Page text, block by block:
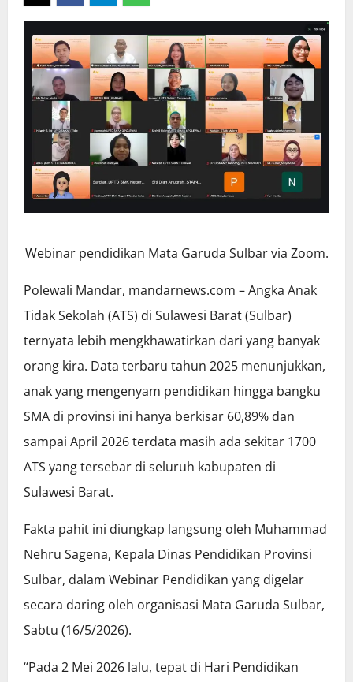
Webinar pendidikan Mata Garuda Sulbar via Zoom.
Polewali Mandar, mandarnews.com – Angka Anak
Tidak Sekolah (ATS) di Sulawesi Barat (Sulbar)
ternyata lebih mengkhawatirkan dari yang banyak
orang kira. Data terbaru tahun 2025 menunjukkan,
anak yang mengenyam pendidikan hingga bangku
SMA di provinsi ini hanya berkisar 60,89% dan
sampai April 2026 terdata masih ada sekitar 1700
ATS yang tersebar di seluruh kabupaten di
Sulawesi Barat.
Fakta pahit ini diungkap langsung oleh Muhammad
Nehru Sagena, Kepala Dinas Pendidikan Provinsi
Sulbar, dalam Webinar Pendidikan yang digelar
secara daring oleh organisasi Mata Garuda Sulbar,
Sabtu (16/5/2026).
“Pada 2 Mei 2026 lalu, tepat di Hari Pendidikan